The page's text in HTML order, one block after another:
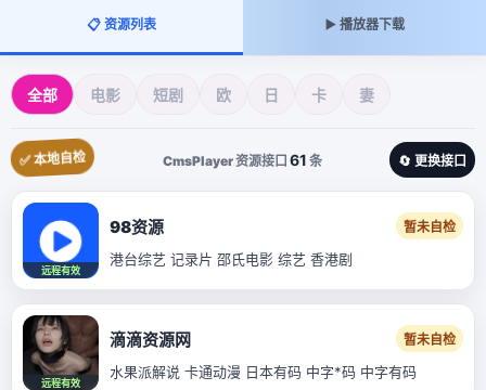
📋 资源列表 ▶️ 播放器下载
全部 电影 短剧 欧 日 卡 妻
✅ 本地自检 CmsPlayer 资源接口 61 条 🔄 更换接口
远程有效
98资源 暂未自检
港台综艺 记录片 邵氏电影 综艺 香港剧
远程有效
滴滴资源网 暂未自检
水果派解说 卡通动漫 日本有码 中字*码 中字有码